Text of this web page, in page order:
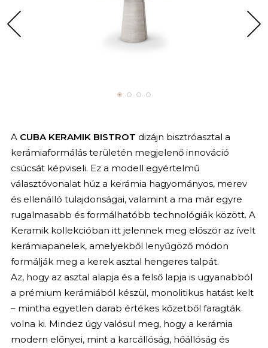
A CUBA KERAMIK BISTROT dizájn bisztróasztal a
kerámiaformálás területén megjelenő innováció
csúcsát képviseli. Ez a modell egyértelmű
választóvonalat húz a kerámia hagyományos, merev
és ellenálló tulajdonságai, valamint a ma már egyre
rugalmasabb és formálhatóbb technológiák között. A
Keramik kollekcióban itt jelennek meg először az ívelt
kerámiapanelek, amelyekből lenyűgöző módon
formálják meg a kerek asztal hengeres talpát.
Az, hogy az asztal alapja és a felső lapja is ugyanabból
a prémium kerámiából készül, monolitikus hatást kelt
– mintha egyetlen darab értékes kőzetből faragták
volna ki. Mindez úgy valósul meg, hogy a kerámia
modern előnyei, mint a karcállóság, hőállóság és